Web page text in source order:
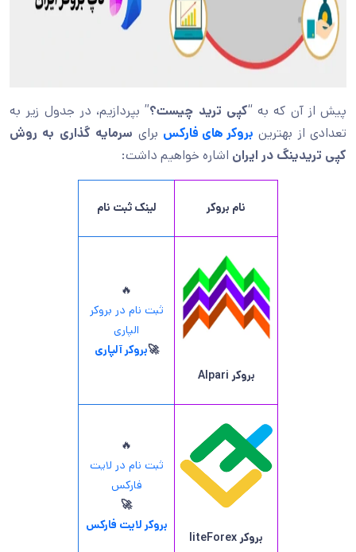
پیش از آن که به “کپی ترید چیست؟” بپردازیم، در جدول زیر به
تعدادی از بهترین بروکر های فارکس برای سرمایه گذاری به روش
کپی تریدینگ در ایران اشاره خواهیم داشت:
نام بروکر لینک ثبت نام
بروکر Alpari
🔥
ثبت نام در بروکر
الپاری
🚀بروکر آلپاری
بروکر liteForex
🔥
ثبت نام در لایت
فارکس
🚀
بروکر لایت فارکس